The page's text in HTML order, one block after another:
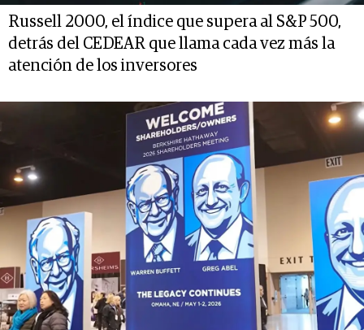
Russell 2000, el índice que supera al S&P 500,
detrás del CEDEAR que llama cada vez más la
atención de los inversores